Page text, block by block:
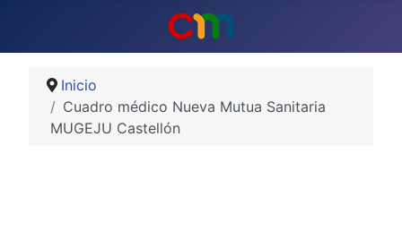
Inicio
Cuadro médico Nueva Mutua Sanitaria
MUGEJU Castellón